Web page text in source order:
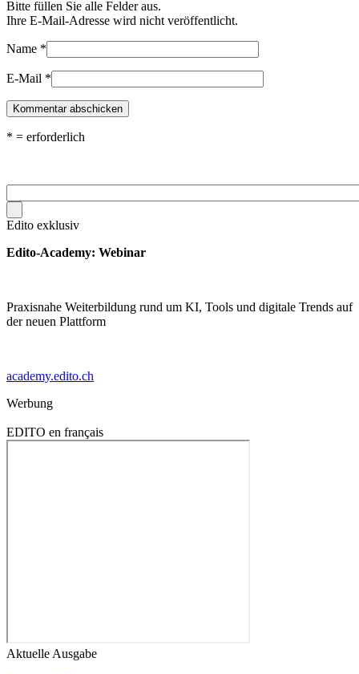
Bitte füllen Sie alle Felder aus.
Ihre E-Mail-Adresse wird nicht veröffentlicht.
Name *
E-Mail *
* = erforderlich
Edito exklusiv
Edito-Academy: Webinar
Praxisnahe Weiterbildung rund um KI, Tools und digitale Trends auf
der neuen Plattform
academy.edito.ch
Werbung
EDITO en français
Aktuelle Ausgabe